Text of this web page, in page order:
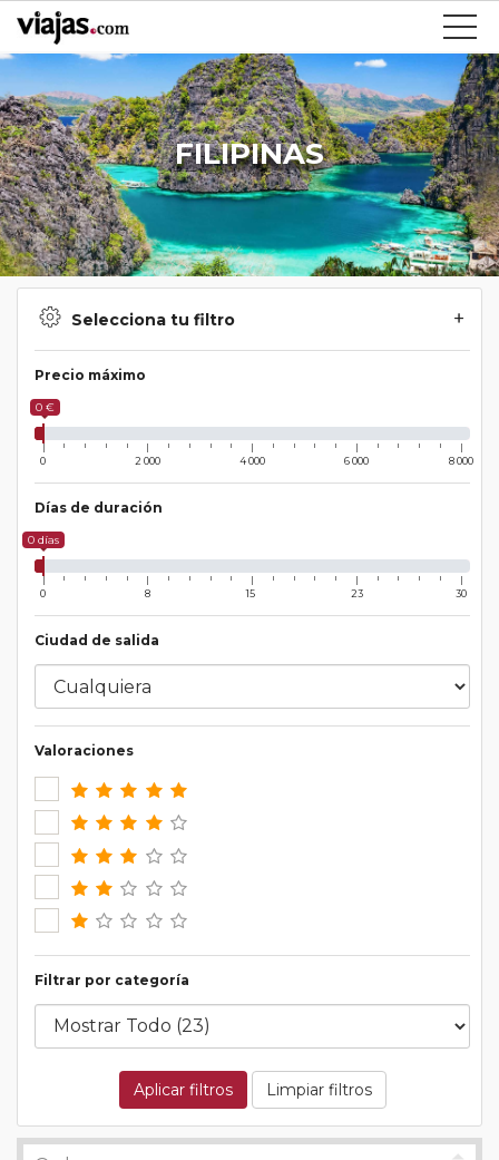
FILIPINAS
Selecciona tu filtro
Precio máximo
0 €
0 2 000 4 000 6 000 8 000
Días de duración
0 días
0 8 15 23 30
Ciudad de salida
Valoraciones
Filtrar por categoría
Aplicar filtros Limpiar filtros